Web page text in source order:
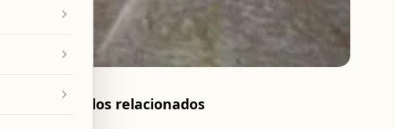
Artículos relacionados